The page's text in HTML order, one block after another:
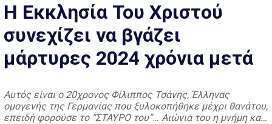
ΒΙΝΤΕΟ
ΑΡΘΡΟΓΡΑΦΙΑ
ΑΓΙΟΛΟΓΙΟ - ΒΙΟΙ ΑΓΙΩΝ
ΕΠΙΚΟΙΝΩΝΙΑ
Η Εκκλησία Του Χριστού
συνεχίζει να βγάζει
μάρτυρες 2024 χρόνια μετά
Αυτός είναι ο 20χρονος Φίλιππος Τσάνης, Έλληνας
ομογενής της Γερμανίας που ξυλοκοπήθηκε μέχρι θανάτου,
επειδή φορούσε το “ΣΤΑΥΡΟ του”… Αιώνια του η μνήμη και